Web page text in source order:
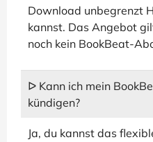
Download unbegrenzt
kannst. Das Angebot
noch kein BookBeat-
ᐅ Kann ich mein
kündigen?
Ja, du kannst das